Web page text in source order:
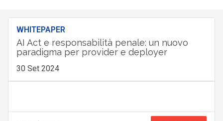
WHITEPAPER
AI Act e responsabilità penale: un nuovo
paradigma per provider e deployer
30 Set 2024